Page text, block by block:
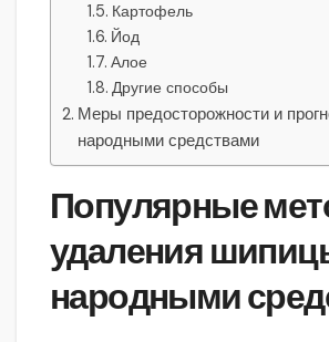
Картофель
Йод
Алое
Другие способы
Меры предосторожности и
народными средствами
Популярные
удаления
народными